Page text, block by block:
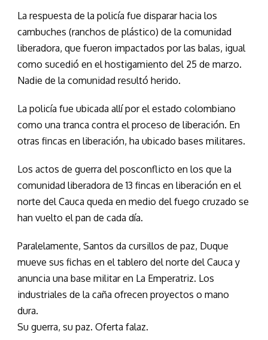
La respuesta de la policía fue disparar hacia los
cambuches (ranchos de plástico) de la comunidad
liberadora, que fueron impactados por las balas, igual
como sucedió en el hostigamiento del 25 de marzo.
Nadie de la comunidad resultó herido.
La policía fue ubicada allí por el estado colombiano
como una tranca contra el proceso de liberación. En
otras fincas en liberación, ha ubicado bases militares.
Los actos de guerra del posconflicto en los que la
comunidad liberadora de 13 fincas en liberación en el
norte del Cauca queda en medio del fuego cruzado se
han vuelto el pan de cada día.
Paralelamente, Santos da cursillos de paz, Duque
mueve sus fichas en el tablero del norte del Cauca y
anuncia una base militar en La Emperatriz. Los
industriales de la caña ofrecen proyectos o mano
dura.
Su guerra, su paz. Oferta falaz.